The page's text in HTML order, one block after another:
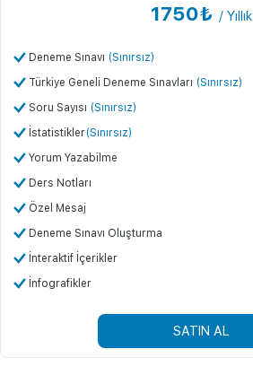
1750₺ / Yıllık
Deneme Sınavı (Sınırsız)
Türkiye Geneli Deneme Sınavları (Sınırsız)
Soru Sayısı (Sınırsız)
İstatistikler(Sınırsız)
Yorum Yazabilme
Ders Notları
Özel Mesaj
Deneme Sınavı Oluşturma
İnteraktif İçerikler
İnfografikler
SATIN AL